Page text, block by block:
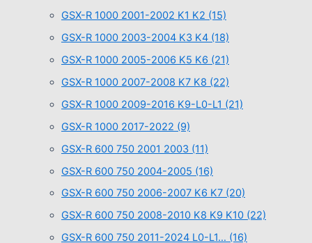
GSX-R 1000 2001-2002 K1 K2 (15)
GSX-R 1000 2003-2004 K3 K4 (18)
GSX-R 1000 2005-2006 K5 K6 (21)
GSX-R 1000 2007-2008 K7 K8 (22)
GSX-R 1000 2009-2016 K9-L0-L1 (21)
GSX-R 1000 2017-2022 (9)
GSX-R 600 750 2001 2003 (11)
GSX-R 600 750 2004-2005 (16)
GSX-R 600 750 2006-2007 K6 K7 (20)
GSX-R 600 750 2008-2010 K8 K9 K10 (22)
GSX-R 600 750 2011-2024 L0-L1… (16)